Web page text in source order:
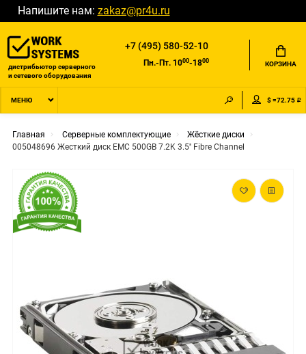
Напишите нам: zakaz@pr4u.ru
дистрибьютор серверного
и сетевого оборудования
+7 (495) 580-52-10
Пн.-Пт. 1000-1800 КОРЗИНА
МЕНЮ $ =72.75 ₽
Главная Серверные комплектующие
Жёсткие диски
005048696 Жесткий диск EMC 500GB 7.2K 3.5'' Fibre Channel